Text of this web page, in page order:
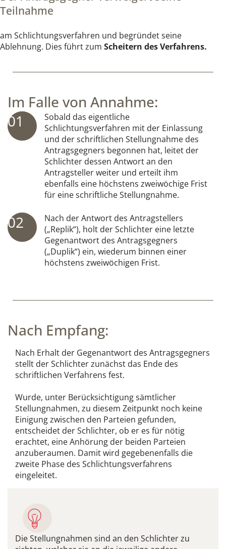
Teilnahme
am Schlichtungsverfahren und begründet seine
Ablehnung. Dies führt zum Scheitern des Verfahrens.
Im Falle von Annahme:
01
Sobald das eigentliche
Schlichtungsverfahren mit der Einlassung
und der schriftlichen Stellungnahme des
Antragsgegners begonnen hat, leitet der
Schlichter dessen Antwort an den
Antragsteller weiter und erteilt ihm
ebenfalls eine höchstens zweiwöchige Frist
für eine schriftliche Stellungnahme.
02
Nach der Antwort des Antragstellers
(„Replik“), holt der Schlichter eine letzte
Gegenantwort des Antragsgegners
(„Duplik“) ein, wiederum binnen einer
höchstens zweiwöchigen Frist.
Nach Empfang:
Nach Erhalt der Gegenantwort des Antragsgegners
stellt der Schlichter zunächst das Ende des
schriftlichen Verfahrens fest.
Wurde, unter Berücksichtigung sämtlicher
Stellungnahmen, zu diesem Zeitpunkt noch keine
Einigung zwischen den Parteien gefunden,
entscheidet der Schlichter, ob er es für nötig
erachtet, eine Anhörung der beiden Parteien
anzuberaumen. Damit wird gegebenenfalls die
zweite Phase des Schlichtungsverfahrens
eingeleitet.
Die Stellungnahmen sind an den Schlichter zu